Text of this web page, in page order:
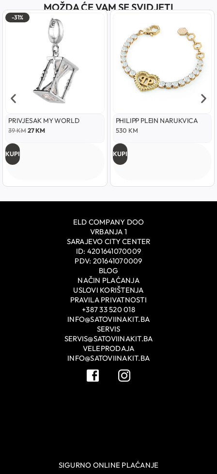
MOŽDA ĆE VAM SE SVIDJETI
-31%
PRIVJESAK MY WORLD
39KM27KM
KUPI
PHILIPP PLEIN NARUKVICA
530 KM
KUPI
ELD COMPANY DOO
VRBANJA 1
SARAJEVO CITY CENTER
ID: 4201641070009
PDV: 201641070009
BLOG
NAČIN PLAĆANJA
USLOVI KORIŠTENJA
PRAVILA PRIVATNOSTI
+387 33 520 018
INFO@SATOVIINAKIT.BA
SERVIS
SERVIS@SATOVIINAKIT.BA
VELEPRODAJA
INFO@SATOVIINAKIT.BA
SIGURNO ONLINE PLAĆANJE